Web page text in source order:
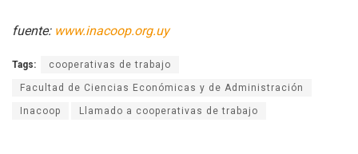
fuente: www.inacoop.org.uy
Tags: cooperativas de trabajo
Facultad de Ciencias Económicas y de Administración
Inacoop Llamado a cooperativas de trabajo